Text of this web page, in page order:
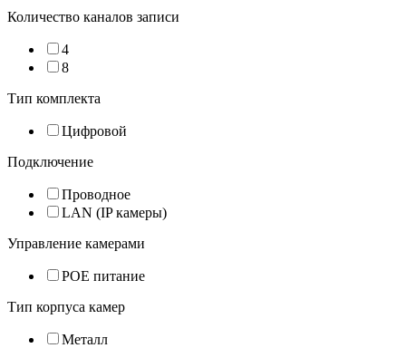
Количество каналов записи
4
8
Тип комплекта
Цифровой
Подключение
Проводное
LAN (IP камеры)
Управление камерами
POE питание
Тип корпуса камер
Металл